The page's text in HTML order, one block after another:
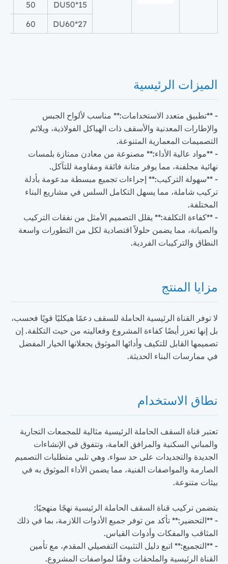
DU50*15
50
DU60*27
60
الميزات الرئيسية
- **تطبيق متعدد الاستخدامات:** مناسب لألواح الجبس
والإطارات المعدنية والأسقف ذات الهياكل الفولاذية، ويلائم
التصميمات المعمارية المتنوعة.
- **مواد عالية الأداء:** مصنوعة من معادن ممتازة بلمسات
نهائية مجلفنة، مما يوفر متانة فائقة ومقاومة للتآكل.
- **سهولة التركيب:** إجراءات تجميع مبسطة مدعومة بأدلة
تركيب شاملة، مما يسهل التكامل السلس في مشاريع البناء
المختلفة.
- **كفاءة التكلفة:** يقلل التصميم الأمثل من نفقات التركيب
والصيانة، مما يضمن حلولاً اقتصادية لكل من التطورات واسعة
النطاق والتركيبات الفردية.
مزايا المنتج
لا توفر القناة الرئيسية الحاملة للسقف دعمًا هيكليًا قويًا فحسب،
بل إنها تعزز أيضًا كفاءة المشروع وفعاليته من حيث التكلفة. إن
تصميمها القابل للتكيف وأدائها الموثوق يجعلانها الخيار المفضل
في ممارسات البناء الحديثة.
نطاق الاستخدام
تعتبر قناة السقف الحاملة الرئيسية مثالية للمجمعات التجارية
والمباني السكنية والمرافق العامة، وتتفوق في الإنشاءات
الجديدة والتجديدات على حد سواء. وهي تلبي متطلبات التصميم
الصارمة والمواصفات الفنية، مما يضمن الأداء الموثوق به في
بيئات متنوعة.
يتضمن تركيب قناة السقف الحاملة الرئيسية نهجًا منهجيًا:
- **التحضير:** تأكد من توفر جميع الأدوات اللازمة، بما في ذلك
المثاقب والمفكات وأدوات القياس.
- **التجميع:** اتبع دليل التثبيت التفصيلي المقدم، مع تأمين
القناة الرئيسية والملحقات وفقًا لمواصفات المشروع.